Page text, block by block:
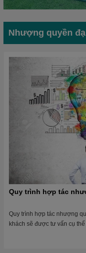
Nhượng quyền
Quy trình hợp tác
Quy trình hợp tác nhượng quyền kinh doanh
khách sẽ được tư vấn cụ